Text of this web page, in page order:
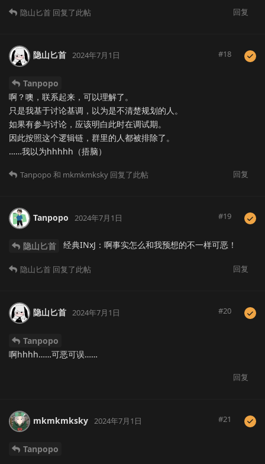
回复
隐山匕首 回复了此帖
隐山匕首 2024年7月1日 #18
Tanpopo
啊？噢，联系起来，可以理解了。
只是我基于讨论基调，以为是不清楚规划的人。
如果有参与讨论，应该明白此时在调试期。
因此按照这个逻辑链，群里的人都被排除了。
……我以为hhhhh（捂脑）
回复
Tanpopo 和 mkmkmksky 回复了此帖
Tanpopo 2024年7月1日 #19
隐山匕首 经典INxJ：啊事实怎么和我预想的不一样可恶！
回复
隐山匕首 回复了此帖
隐山匕首 2024年7月1日 #20
Tanpopo
啊hhhh……可恶可误……
回复
mkmkmksky 2024年7月1日 #21
Tanpopo